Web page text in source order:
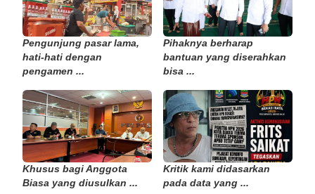
Pengunjung pasar lama,
hati-hati dengan
pengamen ...
Pihaknya berharap
bantuan yang diserahkan
bisa ...
Khusus bagi Anggota
Biasa yang diusulkan ...
Kritik kami didasarkan
pada data yang ...